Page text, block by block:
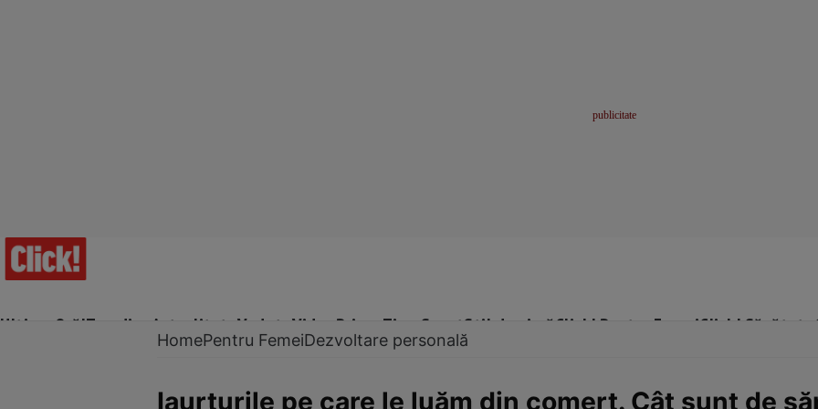
Ultima Oră!Trending Actualitate Vedete Video Prime Time SportStil de viațăClick! Pentru FemeiClick! Sănătate
HomePentru FemeiDezvoltare personală
Iaurturile pe care le luăm din comerţ. Cât sunt de